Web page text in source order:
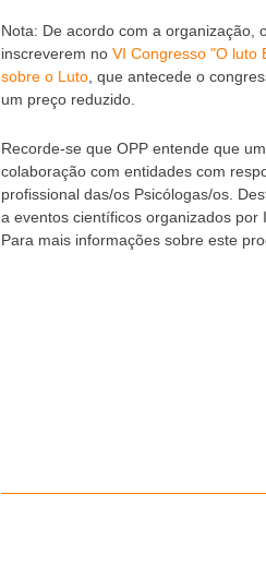
Nota: De acordo com a organização,
inscreverem no VI Congresso "O luto
sobre o Luto , que antecede o
um preço reduzido.
Recorde-se que OPP entende que
colaboração com entidades com
profissional das/os Psicólogas/os.
a eventos científicos organizados
Para mais informações sobre este